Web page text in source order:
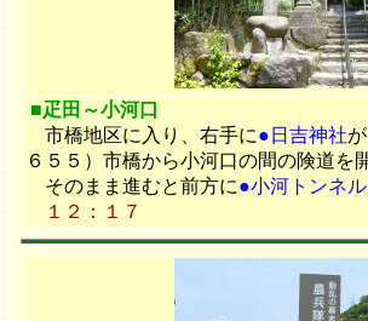
■疋田～小河口
市橋地区に入り、右手に●日吉神社
６５５）市橋から小河口の間の険道
そのまま進むと前方に●小河トンネル
１２：１７